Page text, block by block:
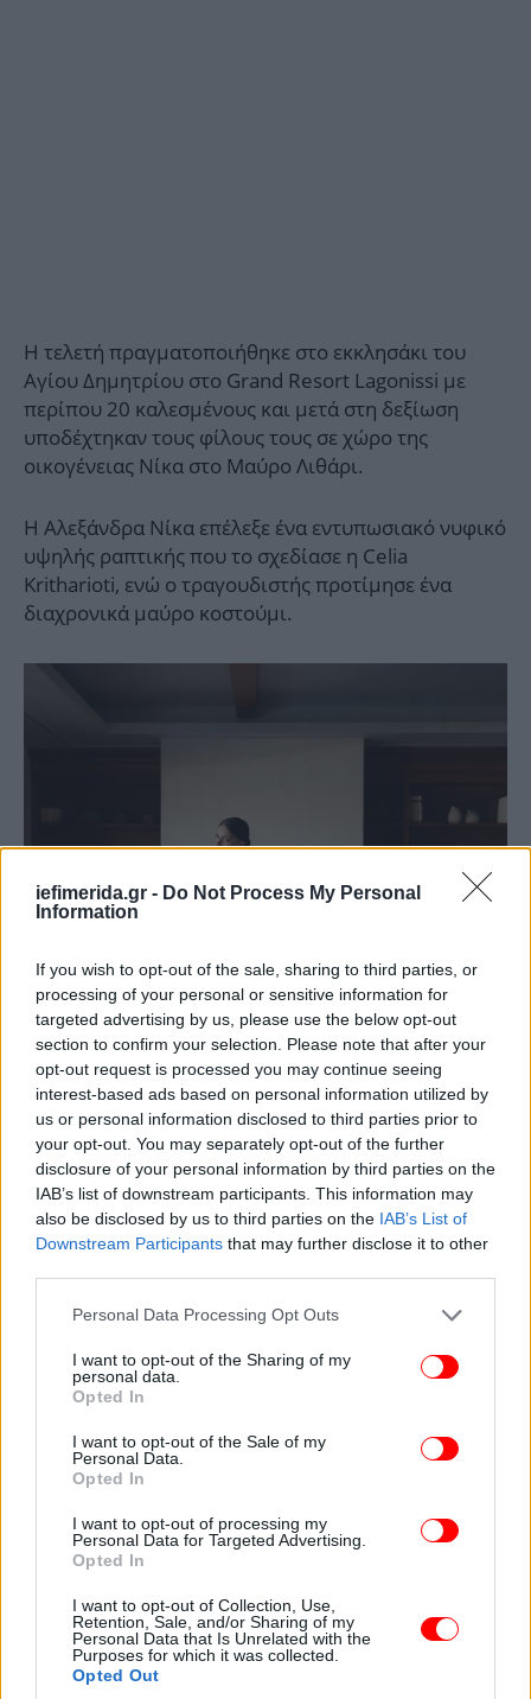
iefimerida.gr - Do Not Process My Personal
Information
If you wish to opt-out of the sale, sharing to third parties, or
processing of your personal or sensitive information for
targeted advertising by us, please use the below opt-out
section to confirm your selection. Please note that after your
opt-out request is processed you may continue seeing
interest-based ads based on personal information utilized by
us or personal information disclosed to third parties prior to
your opt-out. You may separately opt-out of the further
disclosure of your personal information by third parties on the
IAB’s list of downstream participants. This information may
also be disclosed by us to third parties on the IAB’s List of
Downstream Participants that may further disclose it to other
Please note that this website/app uses one or more Google
not limited to your visit or usage behaviour. You may click to
grant or deny consent to Google and its third-party tags to
use your data for below specified purposes in below Google
consent section.
Personal Data Processing Opt Outs
I want to opt-out of the Sharing of my
personal data.
Opted In
I want to opt-out of the Sale of my
Personal Data.
Opted In
I want to opt-out of processing my
Personal Data for Targeted Advertising.
Opted In
I want to opt-out of Collection, Use,
Retention, Sale, and/or Sharing of my
Personal Data that Is Unrelated with the
Purposes for which it was collected.
Opted Out
Η τελετή πραγματοποιήθηκε στο εκκλησάκι του
Αγίου Δημητρίου στο Grand Resort Lagonissi με
περίπου 20 καλεσμένους και μετά στη δεξίωση
υποδέχτηκαν τους φίλους τους σε χώρο της
οικογένειας Νίκα στο Μαύρο Λιθάρι.
Η Αλεξάνδρα Νίκα επέλεξε ένα εντυπωσιακό νυφικό
υψηλής ραπτικής που το σχεδίασε η Celia
Kritharioti, ενώ ο τραγουδιστής προτίμησε ένα
διαχρονικά μαύρο κοστούμι.
Η Αλεξάνδρα Νίκα